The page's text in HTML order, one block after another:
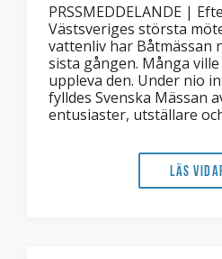
PRSSMEDDELANDE |
Västsveriges största
vattenliv har Båtmässan
sista gången. Många
uppleva den. Under nio
fylldes Svenska Mässan
entusiaster, utställare
Läs